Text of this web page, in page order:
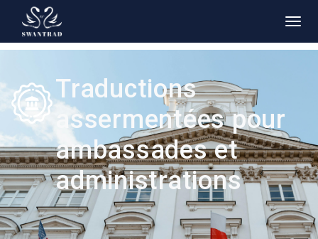
Traductions
assermentées pour
ambassades et
administrations